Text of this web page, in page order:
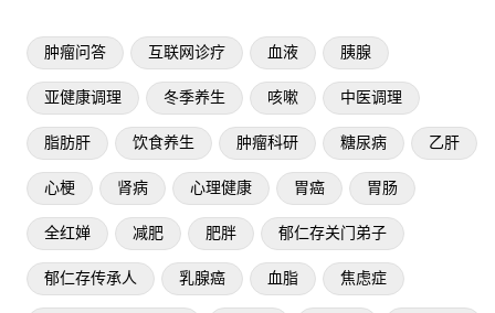
肿瘤问答 互联网诊疗 血液 胰腺
亚健康调理 冬季养生 咳嗽 中医调理
脂肪肝 饮食养生 肿瘤科研 糖尿病 乙肝
心梗 肾病 心理健康 胃癌 胃肠
全红婵 减肥 肥胖 郁仁存关门弟子
郁仁存传承人 乳腺癌 血脂 焦虑症